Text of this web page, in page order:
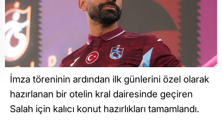
İmza töreninin ardından ilk günlerini özel olarak
hazırlanan bir otelin kral dairesinde geçiren
Salah için kalıcı konut hazırlıkları tamamlandı.